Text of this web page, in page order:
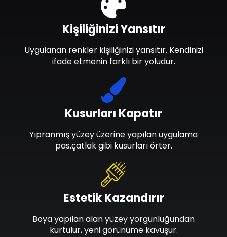
Estetik Kazandırır
Boya yapılan alan yüzey yorgunluğundan
kurtulur, yeni görünüme kavuşur.
Kusurları Kapatır
Yıpranmış yüzey üzerine yapılan uygulama
pas,çatlak gibi kusurları örter.
Kişiliğinizi Yansıtır
Uygulanan renkler kişiliğinizi yansıtır. Kendinizi
ifade etmenin farklı bir yoludur.